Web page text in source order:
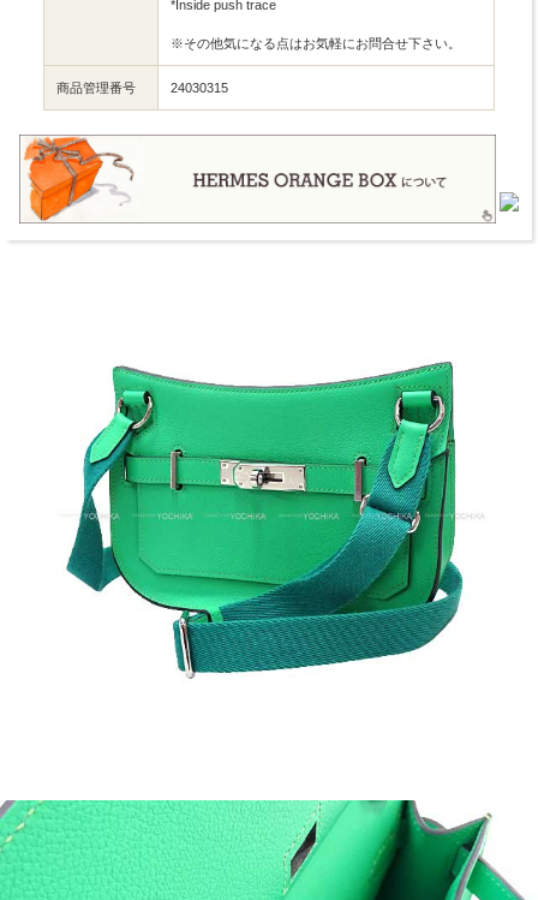
*Inside push trace
※その他気になる点はお気軽にお問合せ下さい。
商品管理番号 24030315